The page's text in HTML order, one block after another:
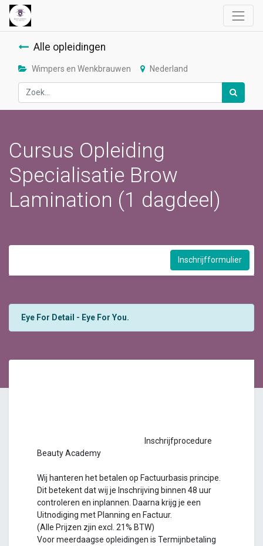
Alle opleidingen
Wimpers en Wenkbrauwen Nederland
Cursus Opleiding
Specialisatie Brow
Lamination (1 dagdeel)
Inschrijfformulier
Eye For Detail - Eye For You.
Inschrijfprocedure
Beauty Academy
Wij hanteren het betalen op Factuurbasis principe.
Dit betekent dat wij je Inschrijving binnen 48 uur
controleren en inplannen. Daarna krijg je een
Uitnodiging met Planning en Factuur.
(Alle Prijzen zjin excl. 21% BTW)
Voor meerdaagse opleidingen is Termijnbetaling